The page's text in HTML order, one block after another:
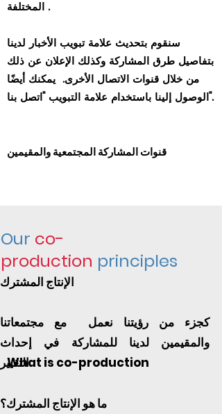
المختلفة .
سنقوم بتحديث علامة تبويب الأخبار لدينا
بتفاصيل طرق المشاركة وكذلك الإعلان عن ذلك
من خلال قنوات الاتصال الأخرى.يمكنك أيضًا
الوصول إلينا باستخدام علامة التبويب "اتصل بنا".
قنوات المشاركة المجتمعية والمقيمين
Our co-
production principles
الإنتاج المشترك
كجزء من رؤيتنا نعمل مع مجتمعاتنا
والمقيمين لدينا للمشاركة في إحداث
التغيير.
What is co-production